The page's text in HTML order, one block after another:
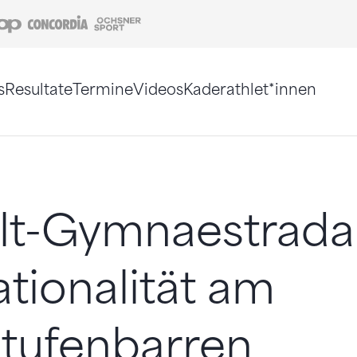
Coop Concordia
ResultateTermineVideosKaderathlet*innen
am